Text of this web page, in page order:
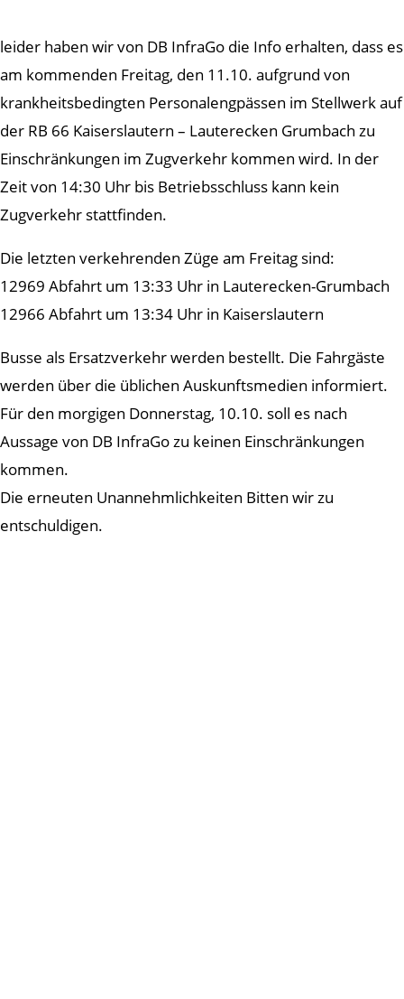
leider haben wir von DB InfraGo die Info erhalten, dass es
am kommenden Freitag, den 11.10. aufgrund von
krankheitsbedingten Personalengpässen im Stellwerk auf
der RB 66 Kaiserslautern – Lauterecken Grumbach zu
Einschränkungen im Zugverkehr kommen wird. In der
Zeit von 14:30 Uhr bis Betriebsschluss kann kein
Zugverkehr stattfinden.
Die letzten verkehrenden Züge am Freitag sind:
12969 Abfahrt um 13:33 Uhr in Lauterecken-Grumbach
12966 Abfahrt um 13:34 Uhr in Kaiserslautern
Busse als Ersatzverkehr werden bestellt. Die Fahrgäste
werden über die üblichen Auskunftsmedien informiert.
Für den morgigen Donnerstag, 10.10. soll es nach
Aussage von DB InfraGo zu keinen Einschränkungen
kommen.
Die erneuten Unannehmlichkeiten Bitten wir zu
entschuldigen.